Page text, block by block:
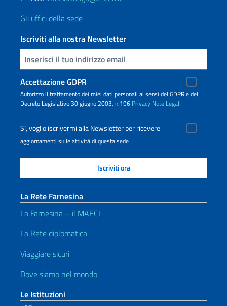
Gli uffici della sede
Iscriviti alla nostra Newsletter
Inserisci la tua email
Accettazione GDPR
Autorizzo il trattamento dei miei dati personali ai sensi del GDPR e del
Decreto Legislativo 30 giugno 2003, n.196 Privacy Note Legali
Sì, voglio iscrivermi alla Newsletter per ricevere
aggiornamenti sulle attività di questa sede
La Rete Farnesina
La Farnesina – il MAECI
La Rete diplomatica
Viaggiare sicuri
Dove siamo nel mondo
Le Istituzioni